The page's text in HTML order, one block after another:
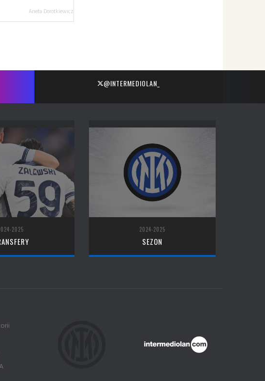
Aneta Dorotkiewicz
@INTERMEDIOLAN_
2025 2024-2025
SEZON